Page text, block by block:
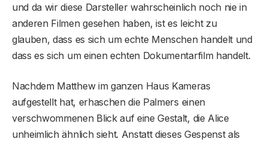
und da wir diese Darsteller wahrscheinlich noch nie in
anderen Filmen gesehen haben, ist es leicht zu
glauben, dass es sich um echte Menschen handelt und
dass es sich um einen echten Dokumentarfilm handelt.
Nachdem Matthew im ganzen Haus Kameras
aufgestellt hat, erhaschen die Palmers einen
verschwommenen Blick auf eine Gestalt, die Alice
unheimlich ähnlich sieht. Anstatt dieses Gespenst als